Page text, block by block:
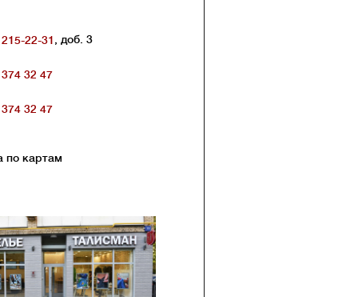
22-31 , доб. 3
32 47
32 47
по картам